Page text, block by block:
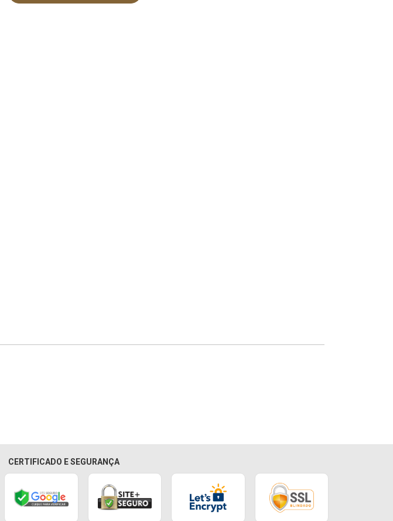
CERTIFICADO E SEGURANÇA